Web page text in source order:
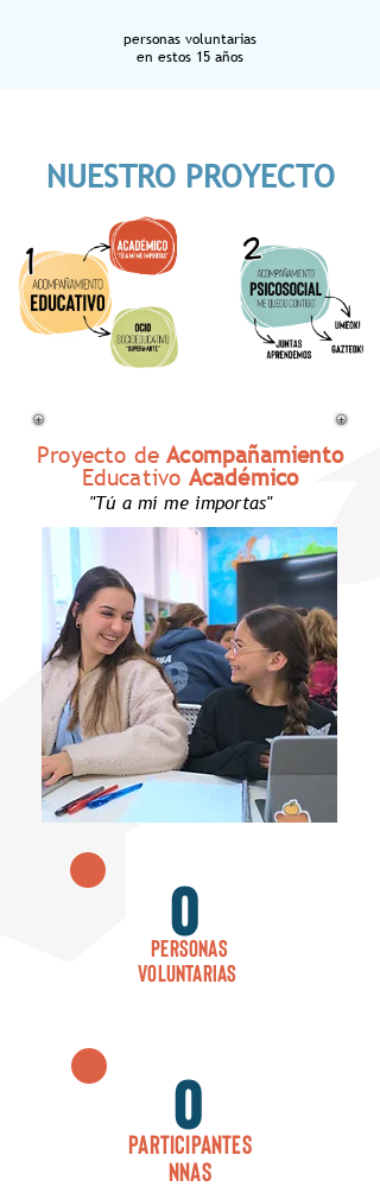
personas voluntarias
en estos 15 años
NUESTRO PROYECTO
Proyecto deAcompañamiento
Educativo Académico
"Tú a mí me importas"
0
Personas
voluntarias
0
Participantes
NNAs